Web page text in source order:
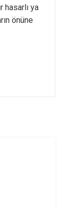
hasarlı ya
önüne